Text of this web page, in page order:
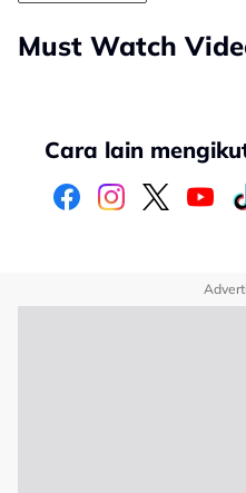
Must Watch
Cara lain